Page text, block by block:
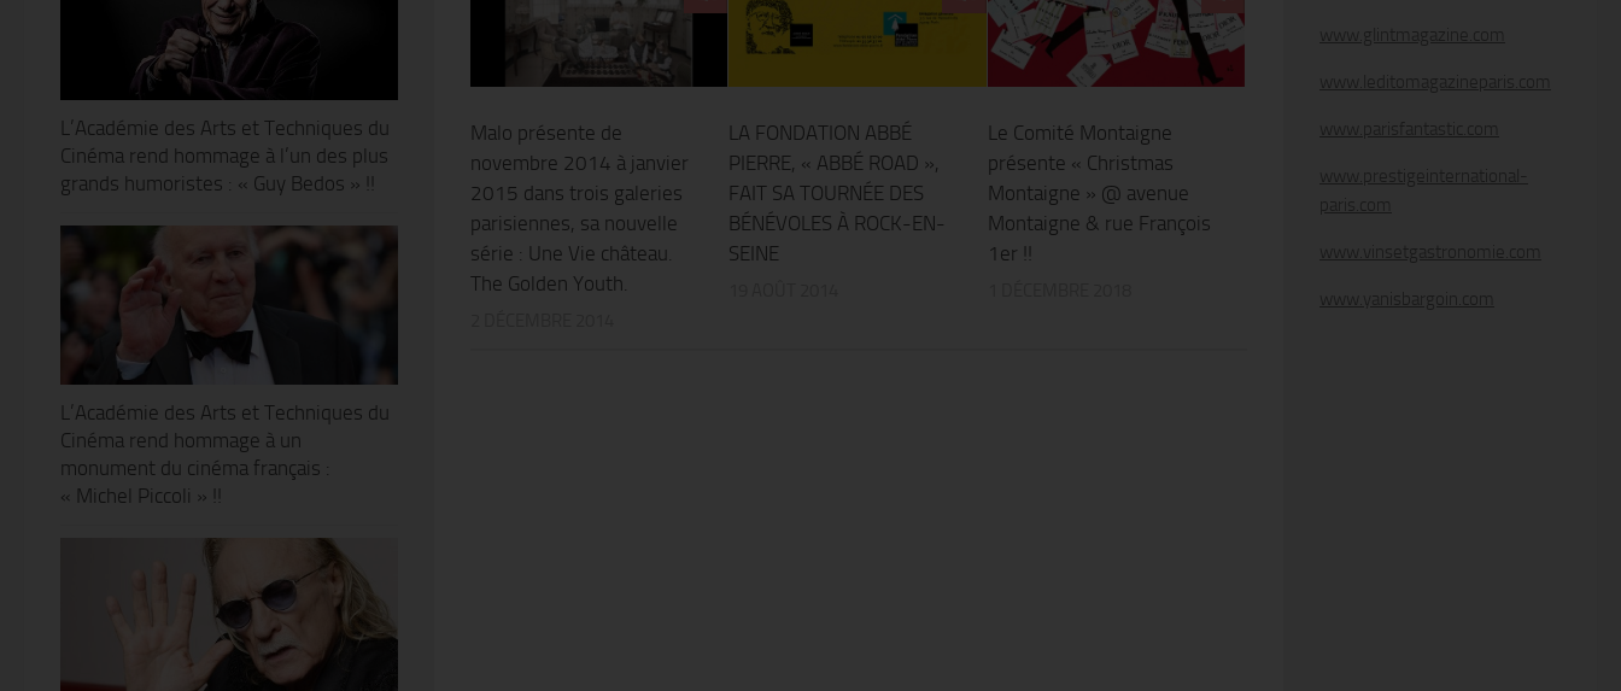
Malo présente de
novembre 2014 à janvier
2015 dans trois galeries
parisiennes, sa nouvelle
série : Une Vie château.
The Golden Youth.
LA FONDATION ABBÉ
PIERRE, « ABBÉ ROAD »,
FAIT SA TOURNÉE DES
BÉNÉVOLES À ROCK-EN-
SEINE
Le Comité Montaigne
présente « Christmas
Montaigne » @ avenue
Montaigne & rue François
1er !!
L’Académie des Arts et Techniques du
Cinéma rend hommage à l’un des plus
grands humoristes : « Guy Bedos » !!
L’Académie des Arts et Techniques du
Cinéma rend hommage à un
monument du cinéma français :
« Michel Piccoli » !!
www.glintmagazine.com
www.leditomagazineparis.com
www.parisfantastic.com
www.prestigeinternational-
paris.com
www.vinsetgastronomie.com
www.yanisbargoin.com